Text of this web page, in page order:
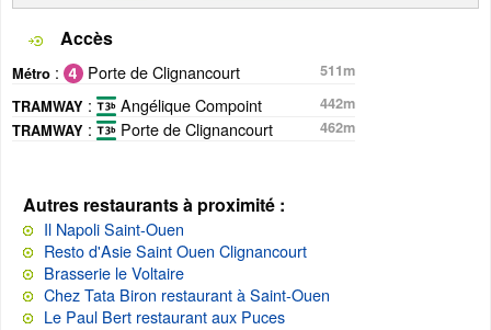
Accès
Métro : Porte de Clignancourt
511m
TRAMWAY : Angélique Compoint
442m
TRAMWAY : Porte de Clignancourt 462m
Autres restaurants à proximité :
Il Napoli Saint-Ouen
Resto d'Asie Saint Ouen Clignancourt
Brasserie le Voltaire
Chez Tata Biron restaurant à Saint-Ouen
Le Paul Bert restaurant aux Puces